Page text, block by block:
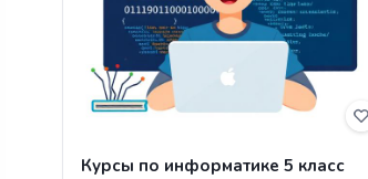
Курсы по информатике 5 класс